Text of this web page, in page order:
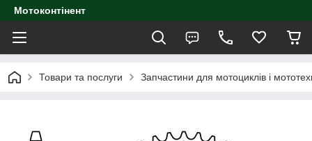
Мотоконтінент
Товари та послуги Запчастини для мотоциклів і